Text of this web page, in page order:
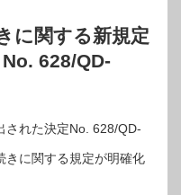
に関する新規定
628/QD-
された決定No. 628/QD-
きに関する規定が明確化